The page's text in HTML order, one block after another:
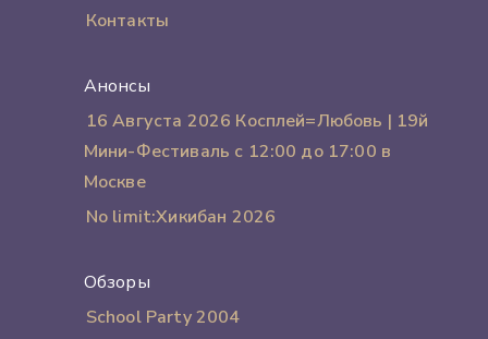
Контакты
Анонсы
16 Августа 2026 Косплей=Любовь | 19й
Мини-Фестиваль с 12:00 до 17:00 в
Москве
No limit:Хикибан 2026
Обзоры
School Party 2004